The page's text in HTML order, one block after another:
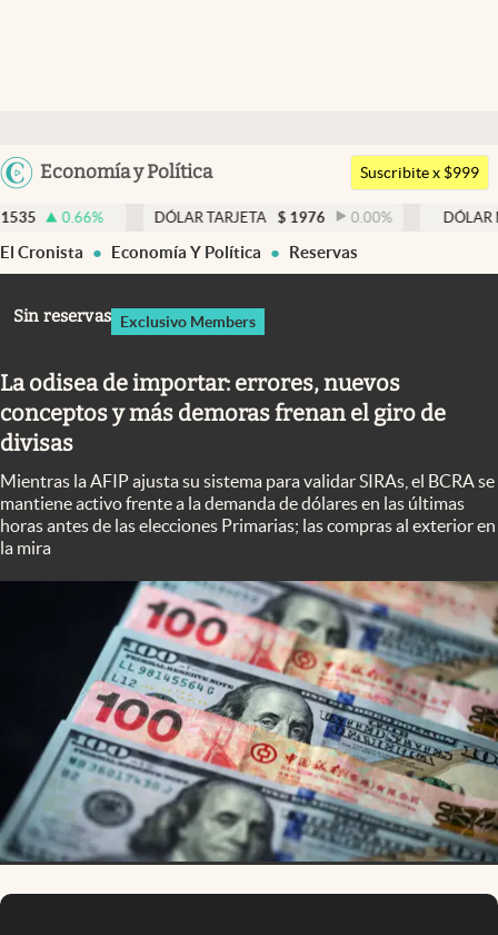
Argentina
Economía y Política
Members
Economía y Política
Finanzas y Mercados
Columnistas
Otras secciones
Infotechnology
Clase
Eventos Corporativos
El Cronista Studio
Mediakit
abre en nueva pestaña
Argentina
Suscribite x $999
DÓLAR TARJETA $ 1976 0.00 % DÓLAR MEP 1525
El Cronista Economía Y Política Reservas
Sin reservas Exclusivo Members
La odisea de importar: errores, nuevos
conceptos y más demoras frenan el giro de
divisas
Mientras la AFIP ajusta su sistema para validar SIRAs, el BCRA se
mantiene activo frente a la demanda de dólares en las últimas
horas antes de las elecciones Primarias; las compras al exterior en
la mira